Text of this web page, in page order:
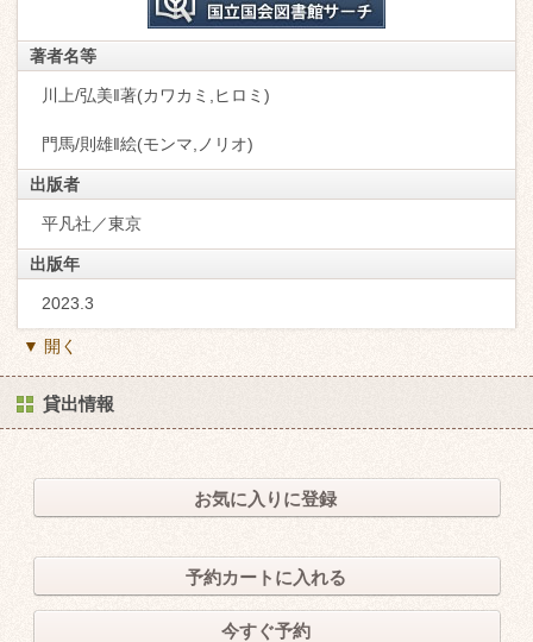
著者名等
川上/弘美‖著(カワカミ,ヒロミ)
門馬/則雄‖絵(モンマ,ノリオ)
出版者
平凡社／東京
出版年
2023.3
▼ 開く
貸出情報
お気に入りに登録
予約カートに入れる
今すぐ予約